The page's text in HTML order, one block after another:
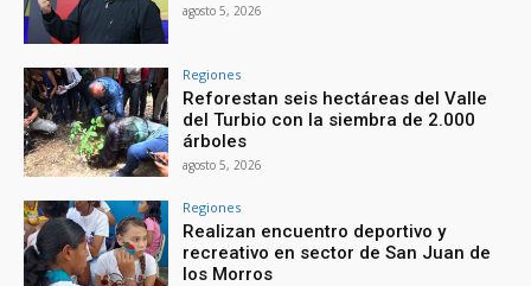
agosto 5, 2026
Regiones
Reforestan seis hectáreas del Valle
del Turbio con la siembra de 2.000
árboles
agosto 5, 2026
Regiones
Realizan encuentro deportivo y
recreativo en sector de San Juan de
los Morros